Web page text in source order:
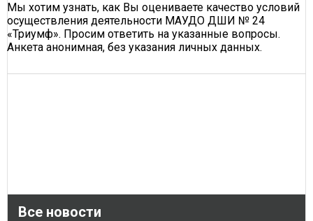
Мы хотим узнать, как Вы оцениваете качество условий
осуществления деятельности МАУДО ДШИ № 24
«Триумф». Просим ответить на указанные вопросы.
Анкета анонимная, без указания личных данных.
Все новости